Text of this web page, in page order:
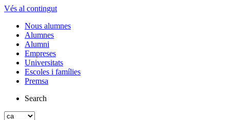
Vés al contingut
Nous alumnes
Alumnes
Alumni
Empreses
Universitats
Escoles i famílies
Premsa
Search